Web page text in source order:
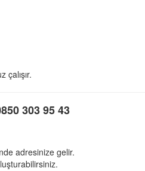
303 95 43
adresinize gelir.